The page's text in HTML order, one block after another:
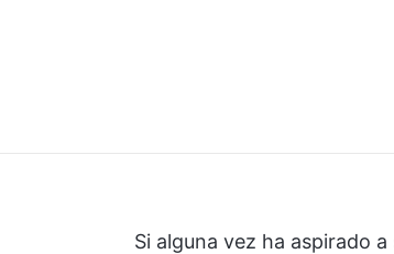
Si alguna vez ha aspirado